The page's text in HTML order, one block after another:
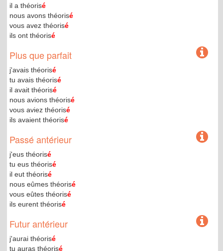
il a théorisé
nous avons théorisé
vous avez théorisé
ils ont théorisé
Plus que parfait
j'avais théorisé
tu avais théorisé
il avait théorisé
nous avions théorisé
vous aviez théorisé
ils avaient théorisé
Passé antérieur
j'eus théorisé
tu eus théorisé
il eut théorisé
nous eûmes théorisé
vous eûtes théorisé
ils eurent théorisé
Futur antérieur
j'aurai théorisé
tu auras théorisé